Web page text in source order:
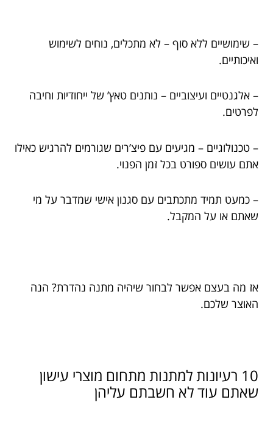
– שימושיים ללא סוף – לא מתכלים, נוחים לשימוש
ואיכותיים.
– אלגנטיים ועיצוביים – נותנים טאץ’ של ייחודיות וחיבה
לפרטים.
– טכנולוגיים – מגיעים עם פיצ’רים שגורמים להרגיש כאילו
אתם עושים ספורט בכל זמן הפנוי.
– כמעט תמיד מתכתבים עם סגנון אישי שמדבר על מי
שאתם או על המקבל.
אז מה בעצם אפשר לבחור שיהיה מתנה נהדרת? הנה
האוצר שלכם.
10 רעיונות למתנות מתחום מוצרי עישון
שאתם עוד לא חשבתם עליהן